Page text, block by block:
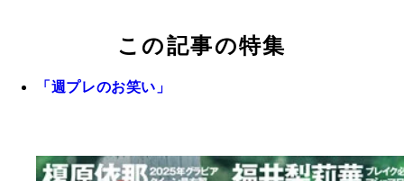
この記事の特集
「週プレのお笑い」